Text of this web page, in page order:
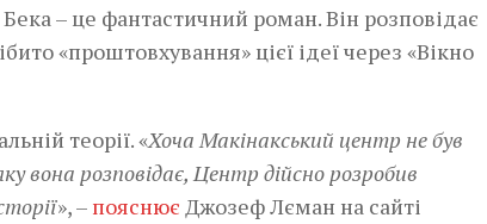
– це фантастичний роман. Він розповідає
«проштовхування» цієї ідеї через «Вікно
теорії. «Хоча Макінакський центр не був
вона розповідає, Центр дійсно розробив
», – пояснює Джозеф Лєман на сайті